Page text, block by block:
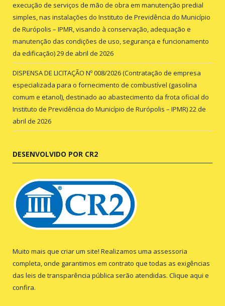
execução de serviços de mão de obra em manutenção predial
simples, nas instalações do Instituto de Previdência do Município
de Rurópolis – IPMR, visando à conservação, adequação e
manutenção das condições de uso, segurança e funcionamento
da edificação)29 de abril de 2026
DISPENSA DE LICITAÇÃO Nº 008/2026 (Contratação de empresa
especializada para o fornecimento de combustível (gasolina
comum e etanol), destinado ao abastecimento da frota oficial do
Instituto de Previdência do Município de Rurópolis – IPMR)22 de
abril de 2026
DESENVOLVIDO POR CR2
Muito mais que criar um site! Realizamos uma assessoria
completa, onde garantimos em contrato que todas as exigências
das leis de transparência pública serão atendidas. Clique aqui e
confira.